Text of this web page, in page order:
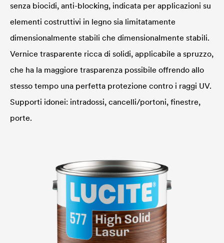
senza biocidi, anti-blocking, indicata per applicazioni su
elementi costruttivi in legno sia limitatamente
dimensionalmente stabili che dimensionalmente stabili.
Vernice trasparente ricca di solidi, applicabile a spruzzo,
che ha la maggiore trasparenza possibile offrendo allo
stesso tempo una perfetta protezione contro i raggi UV.
Supporti idonei: intradossi, cancelli/portoni, finestre,
porte.